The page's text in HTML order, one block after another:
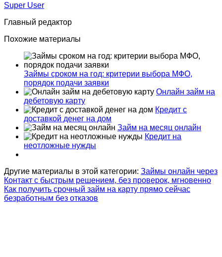
Super User
Главный редактор
Похожие материалы
Займы сроком на год: критерии выбора МФО,
порядок подачи заявки
Онлайн займ на
дебетовую карту
Кредит с
доставкой денег на дом
Займ на месяц онлайн
Кредит на
неотложные нужды
Другие материалы в этой категории: Займы онлайн через
Контакт с быстрым решением, без проверок, мгновенно
Как получить срочный займ на карту прямо сейчас
безработным без отказов